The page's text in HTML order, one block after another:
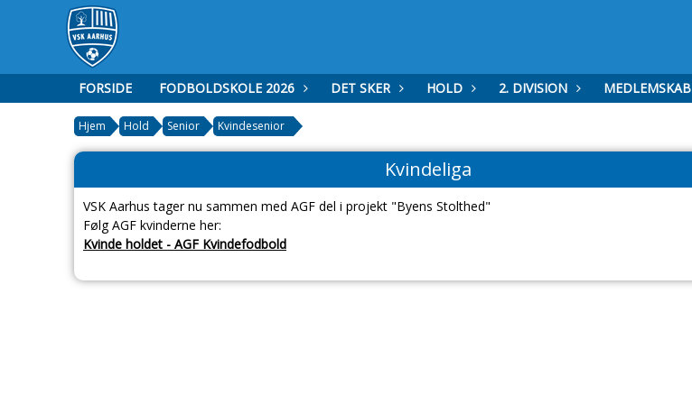
FORSIDE FODBOLDSKOLE 2026 DET SKER HOLD 2. DIVISION MEDLEMSKAB
Hjem Hold Senior Kvindesenior
Kvindeliga
VSK Aarhus tager nu sammen med AGF del i projekt "Byens Stolthed"
Følg AGF kvinderne her:
Kvinde holdet - AGF Kvindefodbold